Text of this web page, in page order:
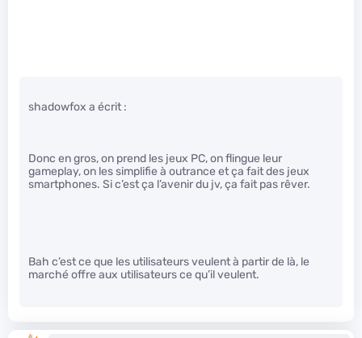
shadowfox a écrit :
Donc en gros, on prend les jeux PC, on flingue leur
gameplay, on les simplifie à outrance et ça fait des jeux
smartphones. Si c’est ça l’avenir du jv, ça fait pas rêver.
Bah c’est ce que les utilisateurs veulent à partir de là, le
marché offre aux utilisateurs ce qu’il veulent.